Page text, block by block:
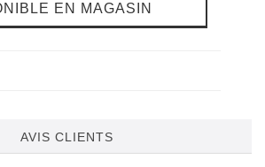
EN MAGASIN
AVIS CLIENTS